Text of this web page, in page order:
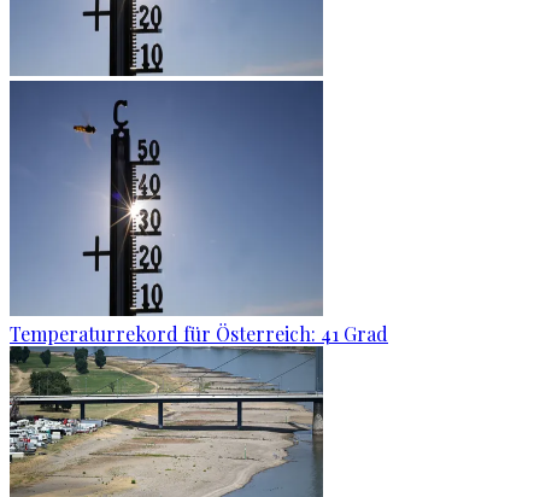
Temperaturrekord für Österreich: 41 Grad